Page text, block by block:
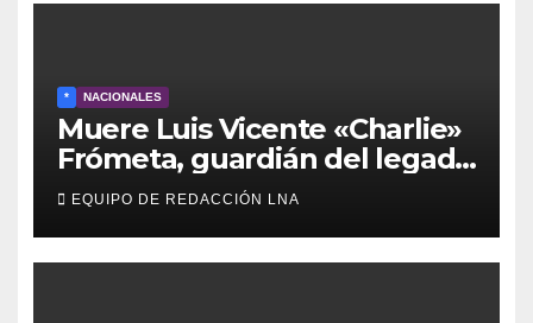
* NACIONALES
Muere Luis Vicente «Charlie»
Frómeta, guardián del legado
musical de la Billo’s Caracas
Boys
EQUIPO DE REDACCIÓN LNA